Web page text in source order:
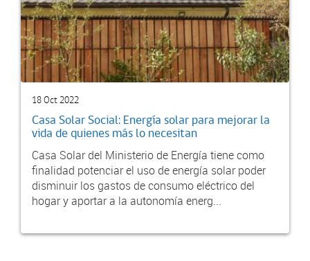
18 Oct 2022
Casa Solar Social: Energía solar para mejorar la
vida de quienes más lo necesitan
Casa Solar del Ministerio de Energía tiene como
finalidad potenciar el uso de energía solar poder
disminuir los gastos de consumo eléctrico del
hogar y aportar a la autonomía energ...